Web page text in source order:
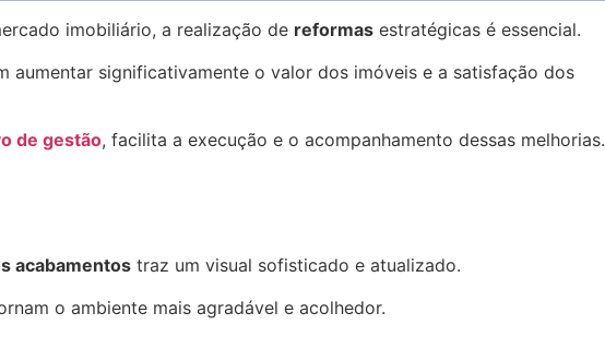
imobiliário, a realização de reformas estratégicas é essencial.
aumentar significativamente o valor dos imóveis e a satisfação dos
de gestão, facilita a execução e o acompanhamento dessas melhorias.
acabamentos traz um visual sofisticado e atualizado.
o ambiente mais agradável e acolhedor.